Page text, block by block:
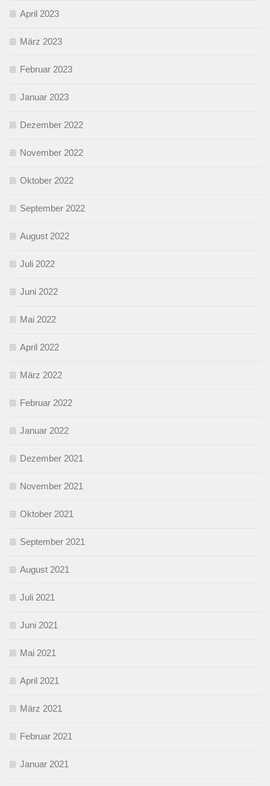
April 2023
März 2023
Februar 2023
Januar 2023
Dezember 2022
November 2022
Oktober 2022
September 2022
August 2022
Juli 2022
Juni 2022
Mai 2022
April 2022
März 2022
Februar 2022
Januar 2022
Dezember 2021
November 2021
Oktober 2021
September 2021
August 2021
Juli 2021
Juni 2021
Mai 2021
April 2021
März 2021
Februar 2021
Januar 2021